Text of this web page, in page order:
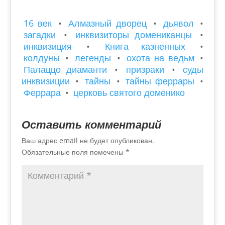
16 век • Алмазный дворец • дьявол •
загадки
• инквизиторы домениканцы
•
инквизиция
• Книга казненных
•
колдуны • легенды • охота на ведьм •
Палаццо диаманти
• призраки •
суды
инквизиции • тайны • тайны феррары •
Феррара • церковь святого доменико
Оставить комментарий
Ваш адрес email не будет опубликован.
Обязательные поля помечены *